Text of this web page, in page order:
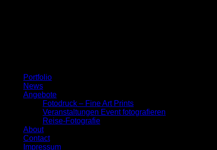
Portfolio
News
Angebote
Fotodruck – Fine Art Prints
Veranstaltungen Event fotografieren
Reise-Fotografie
About
Contact
Impressum